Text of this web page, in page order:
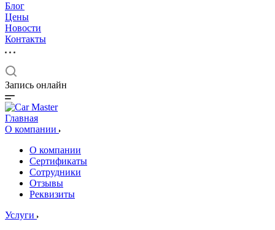
Блог
Цены
Новости
Контакты
Запись онлайн
Главная
О компании
О компании
Сертификаты
Сотрудники
Отзывы
Реквизиты
Услуги